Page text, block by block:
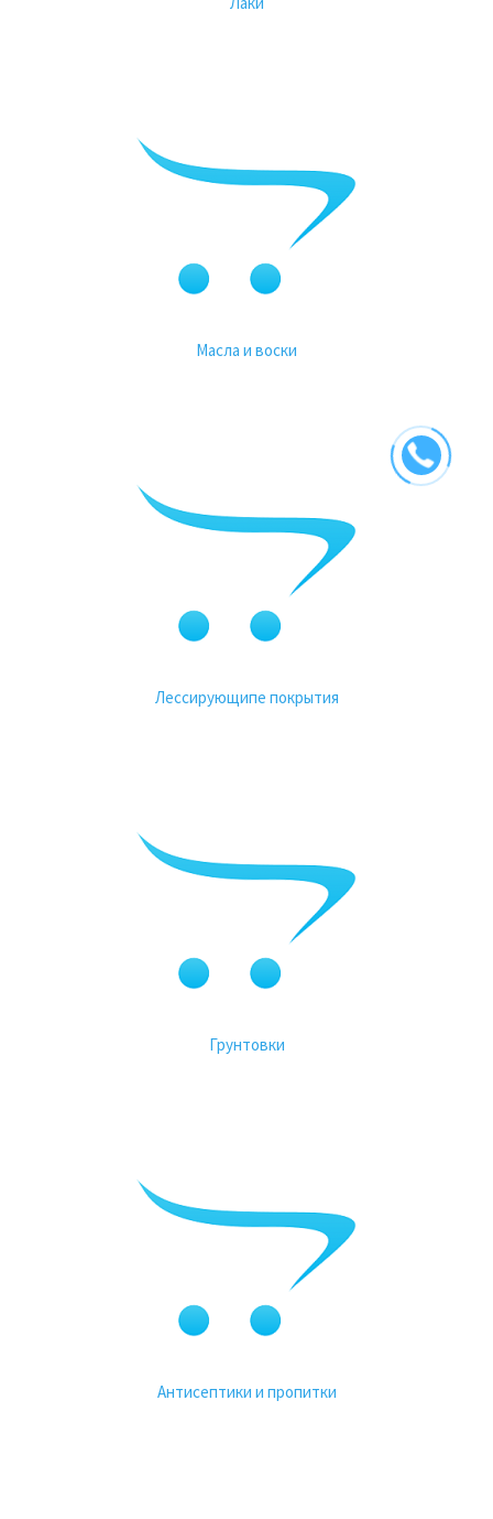
Масла и воски
Лессирующипе покрытия
Грунтовки
Антисептики и пропитки